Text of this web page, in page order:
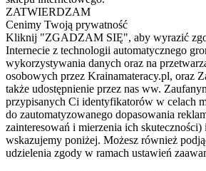
ZATWIERDZAM
Cenimy Twoją prywatność
Kliknij "ZGADZAM SIĘ", aby wyrazić
Internecie z technologii automatycznego
wykorzystywania danych oraz na
osobowych przez Krainamateracy.pl, oraz
także udostępnienie przez nas ww.
przypisanych Ci identyfikatorów w celach
do zautomatyzowanego dopasowania
zainteresowań i mierzenia ich skuteczności)
wskazujemy poniżej. Możesz również
udzielenia zgody w ramach ustawień